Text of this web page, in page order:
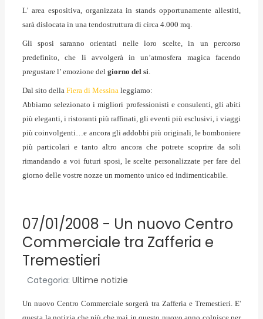
L' area espositiva, organizzata in stands opportunamente allestiti,
sarà dislocata in una tendostruttura di circa 4.000 mq.
Gli sposi saranno orientati nelle loro scelte, in un percorso
predefinito, che li avvolgerà in un’atmosfera magica facendo
pregustare l’ emozione del giorno del si.
Dal sito della Fiera di Messina leggiamo:
Abbiamo selezionato i migliori professionisti e consulenti, gli abiti
più eleganti, i ristoranti più raffinati, gli eventi più esclusivi, i viaggi
più coinvolgenti…e ancora gli addobbi più originali, le bomboniere
più particolari e tanto altro ancora che potrete scoprire da soli
rimandando a voi futuri sposi, le scelte personalizzate per fare del
giorno delle vostre nozze un momento unico ed indimenticabile.
07/01/2008 - Un nuovo Centro
Commerciale tra Zafferia e
Tremestieri
Categoria: Ultime notizie
Un nuovo Centro Commerciale sorgerà tra Zafferia e Tremestieri. E'